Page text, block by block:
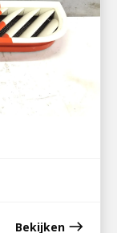
Bekijken east